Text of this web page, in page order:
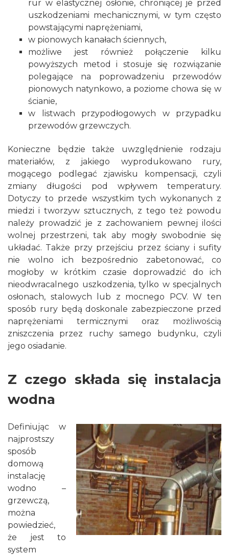
rur w elastycznej osłonie, chroniącej je przed
uszkodzeniami mechanicznymi, w tym często
powstającymi naprężeniami,
w pionowych kanałach ściennych,
możliwe jest również połączenie kilku
powyższych metod i stosuje się rozwiązanie
polegające na poprowadzeniu przewodów
pionowych natynkowo, a poziome chowa się w
ścianie,
w listwach przypodłogowych w przypadku
przewodów grzewczych.
Konieczne będzie także uwzględnienie rodzaju
materiałów, z jakiego wyprodukowano rury,
mogącego podlegać zjawisku kompensacji, czyli
zmiany długości pod wpływem temperatury.
Dotyczy to przede wszystkim tych wykonanych z
miedzi i tworzyw sztucznych, z tego też powodu
należy prowadzić je z zachowaniem pewnej ilości
wolnej przestrzeni, tak aby mogły swobodnie się
układać. Także przy przejściu przez ściany i sufity
nie wolno ich bezpośrednio zabetonować, co
mogłoby w krótkim czasie doprowadzić do ich
nieodwracalnego uszkodzenia, tylko w specjalnych
osłonach, stalowych lub z mocnego PCV. W ten
sposób rury będą doskonale zabezpieczone przed
naprężeniami termicznymi oraz możliwością
zniszczenia przez ruchy samego budynku, czyli
jego osiadanie.
Z czego składa się instalacja
wodna
Definiując w
najprostszy
sposób
domową
instalację
wodno –
grzewczą,
można
powiedzieć,
że jest to
system